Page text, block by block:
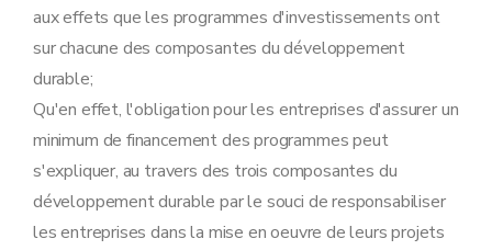
aux effets que les programmes d'investissements ont
sur chacune des composantes du développement
durable;
Qu'en effet, l'obligation pour les entreprises d'assurer un
minimum de financement des programmes peut
s'expliquer, au travers des trois composantes du
développement durable par le souci de responsabiliser
les entreprises dans la mise en oeuvre de leurs projets